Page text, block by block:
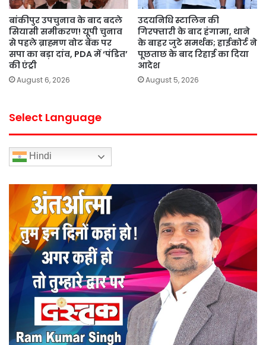
बांकीपुर उपचुनाव के बाद बदले
सियासी समीकरण! यूपी चुनाव
से पहले ब्राह्मण वोट बैंक पर
सपा का बड़ा दांव, PDA में ‘पंडित’
की एंट्री
August 6, 2026
उदयनिधि स्टालिन की
गिरफ्तारी के बाद हंगामा, थाने
के बाहर जुटे समर्थक; हाईकोर्ट ने
पूछताछ के बाद रिहाई का दिया
आदेश
August 5, 2026
Select Language
Hindi